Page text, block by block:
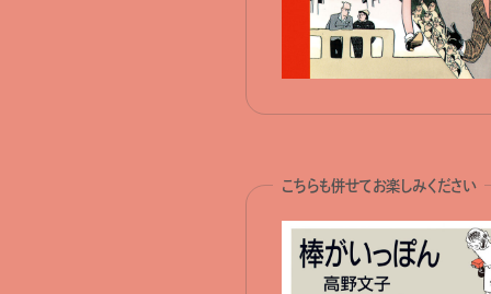
こちらも併せてお楽しみください